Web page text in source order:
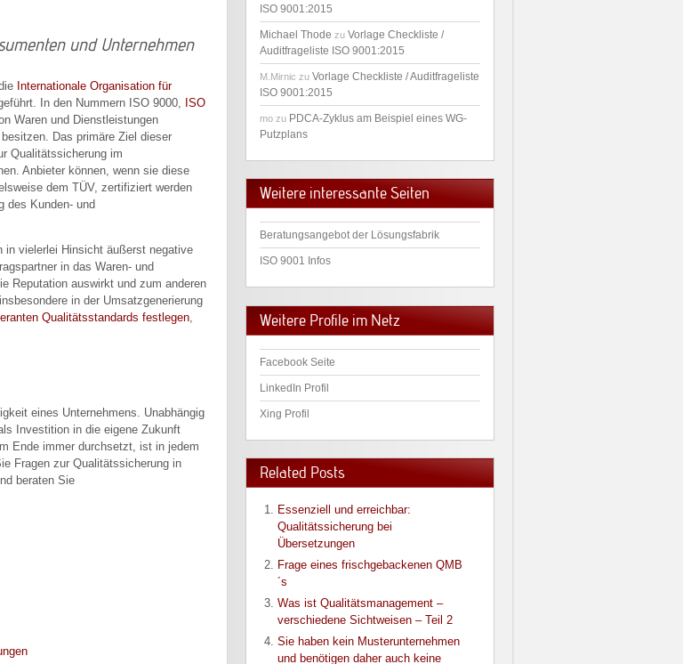
und Unternehmen
Internationale Organisation für
In den Nummern ISO 9000, ISO
Waren und Dienstleistungen
Das primäre Ziel dieser
Qualitätssicherung im
Anbieter können, wenn sie diese
dem TÜV, zertifiziert werden
des Kunden- und
in vielerlei Hinsicht äußerst negative
in das Waren- und
Reputation auswirkt und zum anderen
in der Umsatzgenerierung
Qualitätsstandards festlegen,
eines Unternehmens. Unabhängig
Investition in die eigene Zukunft
Ende immer durchsetzt, ist in jedem
Fragen zur Qualitätssicherung in
beraten Sie
ISO 9001:2015
Michael Thode zu Vorlage Checkliste /
Auditfrageliste ISO 9001:2015
M.Mirnic zu Vorlage Checkliste / Auditfrageliste
ISO 9001:2015
mo zu PDCA-Zyklus am Beispiel eines WG-
Putzplans
Weitere interessante Seiten
Beratungsangebot der Lösungsfabrik
ISO 9001 Infos
Weitere Profile im Netz
Facebook Seite
LinkedIn Profil
Xing Profil
Related Posts
Essenziell und erreichbar:
Qualitätssicherung bei
Übersetzungen
Frage eines frischgebackenen QMB
´s
Was ist Qualitätsmanagement –
verschiedene Sichtweisen – Teil 2
Sie haben kein Musterunternehmen
und benötigen daher auch keine